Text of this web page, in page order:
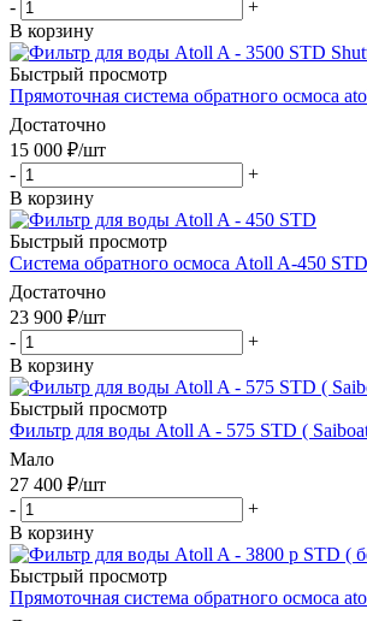
-
+
В корзину
Быстрый просмотр
Прямоточная система обратного осмоса
Достаточно
15 000 ₽/шт
-
+
В корзину
Быстрый просмотр
Система обратного осмоса Atoll A-450 STD
Достаточно
23 900 ₽/шт
-
+
В корзину
Быстрый просмотр
Фильтр для воды Atoll A - 575 STD (
Мало
27 400 ₽/шт
-
+
В корзину
Быстрый просмотр
Прямоточная система обратного осмоса